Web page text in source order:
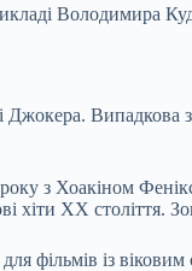
Володимира
з Хоакіном
хіти ХХ століття.
фільмів із